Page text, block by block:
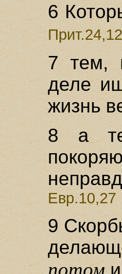
6
Прит.24,12
7 тем,
деле
жизнь
8 а
Евр.10,27
9
и